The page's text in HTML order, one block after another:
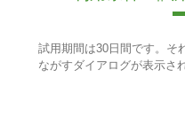
試用期間は30日間です。そ
ながすダイアログが表示さ